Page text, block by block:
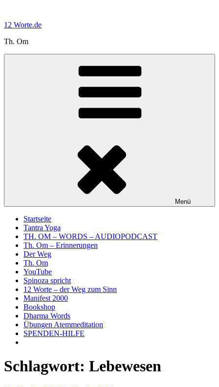
springen
12 Worte.de
Th. Om
Menü
Startseite
Tantra Yoga
TH. OM – WORDS – AUDIOPODCAST
Th. Om – Erinnerungen
Der Weg
Th. Om
YouTube
Spinoza spricht
12 Worte – der Weg zum Sinn
Manifest 2000
Bookshop
Dharma Words
Übungen Atemmeditation
SPENDEN-HILFE
Schlagwort: Lebewesen